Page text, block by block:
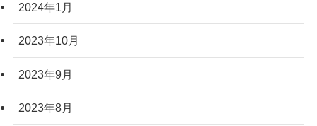
2024年1月
2023年10月
2023年9月
2023年8月